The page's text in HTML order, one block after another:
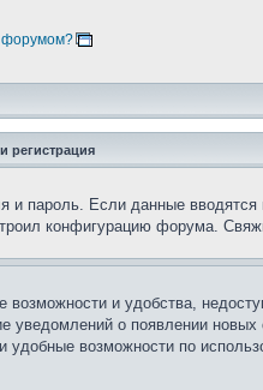
форумом?
регистрация
и пароль. Если данные
конфигурацию форума.
и удобства,
уведомлений о появлении
удобные возможности по